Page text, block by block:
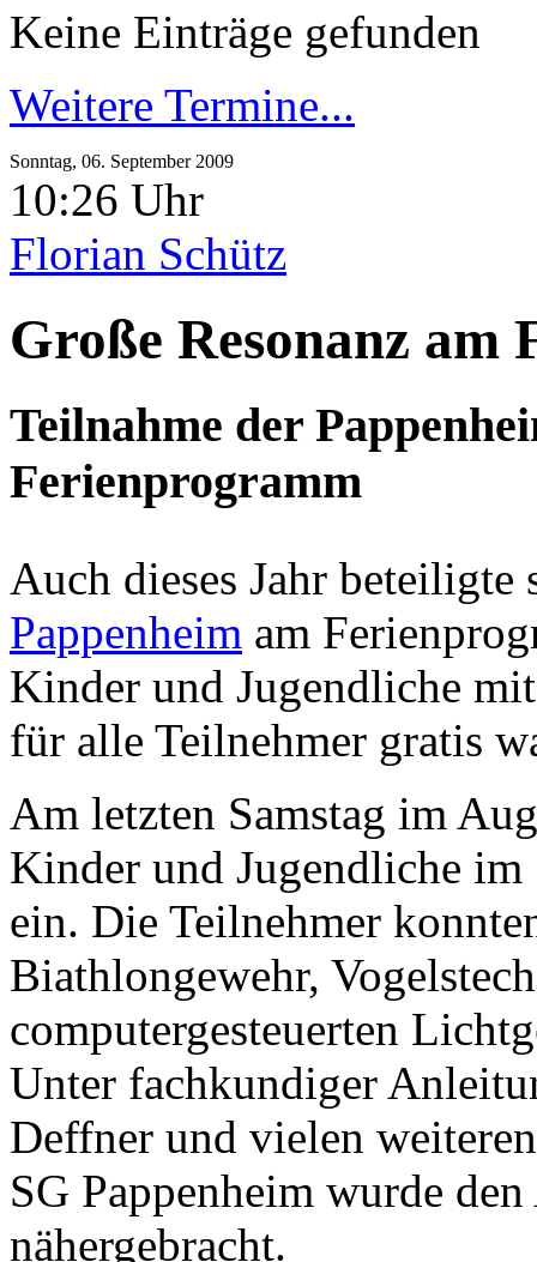
Keine Einträge gefunden
Weitere Termine...
Sonntag, 06. September 2009
10:26 Uhr
Florian Schütz
Große Resonanz am
Teilnahme der
Ferienprogramm
Auch dieses Jahr
Pappenheim am
Kinder und Jugendliche
für alle Teilnehmer gratis
Am letzten Samstag im
Kinder und Jugendliche im
ein. Die Teilnehmer
Biathlongewehr,
computergesteuerten
Unter fachkundiger
Deffner und vielen
SG Pappenheim wurde
nähergebracht.